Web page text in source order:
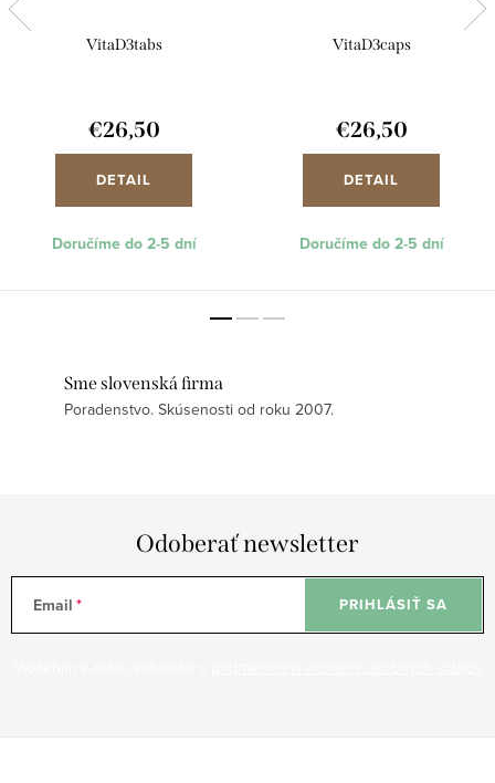
VitaD3tabs
€26,50
DETAIL
Doručíme do 2-5 dní
VitaD3caps
€26,50
DETAIL
Doručíme do 2-5 dní
Sme slovenská firma
Poradenstvo. Skúsenosti od roku 2007.
Odoberať newsletter
Email PRIHLÁSIŤ SA